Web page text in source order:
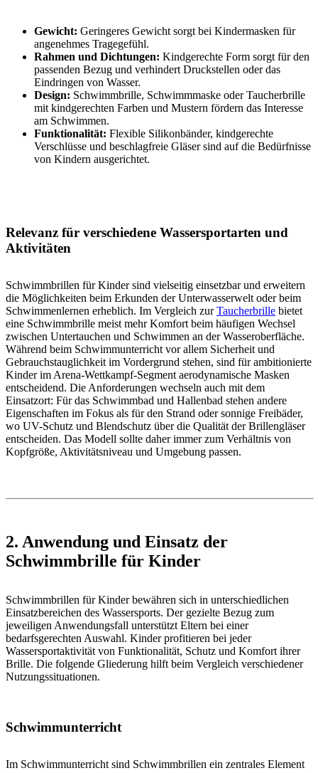
Gewicht: Geringeres Gewicht sorgt bei Kindermasken für
angenehmes Tragegefühl.
Rahmen und Dichtungen: Kindgerechte Form sorgt für den
passenden Bezug und verhindert Druckstellen oder das
Eindringen von Wasser.
Design: Schwimmbrille, Schwimmmaske oder Taucherbrille
mit kindgerechten Farben und Mustern fördern das Interesse
am Schwimmen.
Funktionalität: Flexible Silikonbänder, kindgerechte
Verschlüsse und beschlagfreie Gläser sind auf die Bedürfnisse
von Kindern ausgerichtet.
Relevanz für verschiedene Wassersportarten und
Aktivitäten
Schwimmbrillen für Kinder sind vielseitig einsetzbar und erweitern
die Möglichkeiten beim Erkunden der Unterwasserwelt oder beim
Schwimmenlernen erheblich. Im Vergleich zurTaucherbrille bietet
eine Schwimmbrille meist mehr Komfort beim häufigen Wechsel
zwischen Untertauchen und Schwimmen an der Wasseroberfläche.
Während beim Schwimmunterricht vor allem Sicherheit und
Gebrauchstauglichkeit im Vordergrund stehen, sind für ambitionierte
Kinder im Arena-Wettkampf-Segment aerodynamische Masken
entscheidend. Die Anforderungen wechseln auch mit dem
Einsatzort: Für das Schwimmbad und Hallenbad stehen andere
Eigenschaften im Fokus als für den Strand oder sonnige Freibäder,
wo UV-Schutz und Blendschutz über die Qualität der Brillengläser
entscheiden. Das Modell sollte daher immer zum Verhältnis von
Kopfgröße, Aktivitätsniveau und Umgebung passen.
2. Anwendung und Einsatz der
Schwimmbrille für Kinder
Schwimmbrillen für Kinder bewähren sich in unterschiedlichen
Einsatzbereichen des Wassersports. Der gezielte Bezug zum
jeweiligen Anwendungsfall unterstützt Eltern bei einer
bedarfsgerechten Auswahl. Kinder profitieren bei jeder
Wassersportaktivität von Funktionalität, Schutz und Komfort ihrer
Brille. Die folgende Gliederung hilft beim Vergleich verschiedener
Nutzungssituationen.
Schwimmunterricht
Im Schwimmunterricht sind Schwimmbrillen ein zentrales Element